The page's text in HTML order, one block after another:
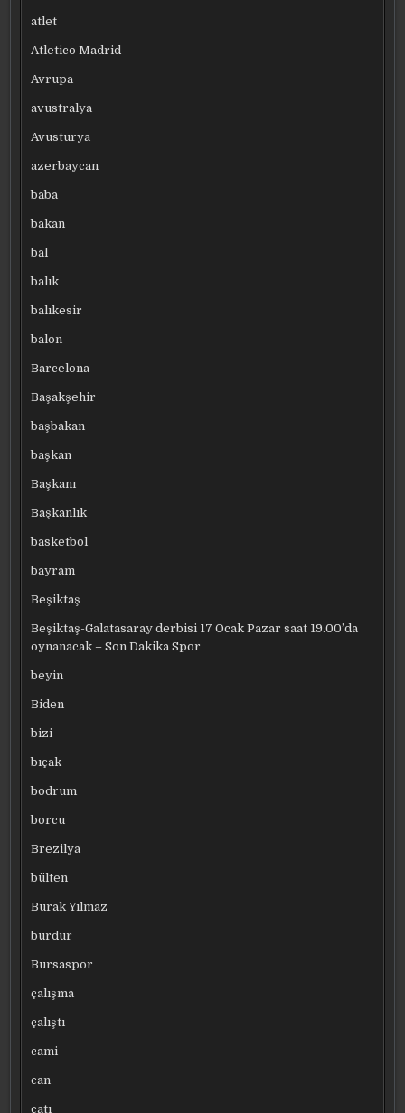
atlet
Atletico Madrid
Avrupa
avustralya
Avusturya
azerbaycan
baba
bakan
bal
balık
balıkesir
balon
Barcelona
Başakşehir
başbakan
başkan
Başkanı
Başkanlık
basketbol
bayram
Beşiktaş
Beşiktaş-Galatasaray derbisi 17 Ocak Pazar saat 19.00’da
oynanacak – Son Dakika Spor
beyin
Biden
bizi
bıçak
bodrum
borcu
Brezilya
bülten
Burak Yılmaz
burdur
Bursaspor
çalışma
çalıştı
cami
can
çatı